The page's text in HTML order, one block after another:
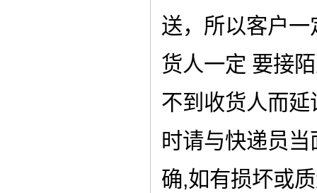
送，所以客户
货人一定 要接
不到收货人而
时请与快递员
确,如有损坏或